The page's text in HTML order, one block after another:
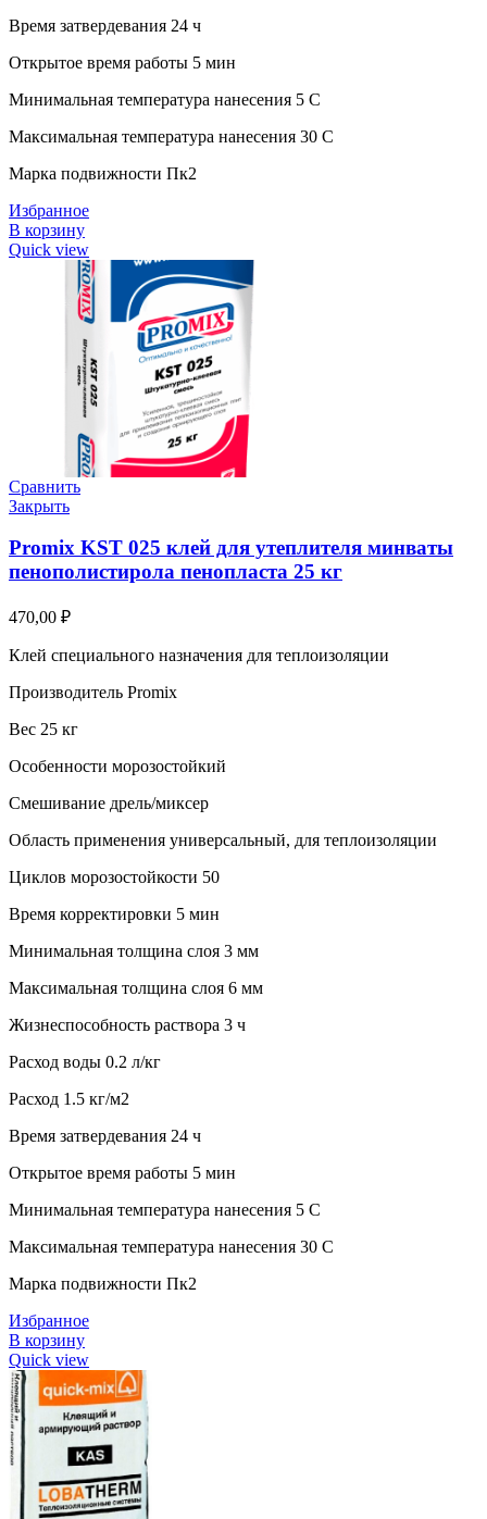
Время затвердевания 24 ч
Открытое время работы 5 мин
Минимальная температура нанесения 5 C
Максимальная температура нанесения 30 C
Марка подвижности Пк2
Избранное
В корзину
Quick view
Сравнить
Закрыть
Promix KST 025 клей для утеплителя минваты
пенополистирола пенопласта 25 кг
470,00 ₽
Клей специального назначения для теплоизоляции
Производитель Promix
Вес 25 кг
Особенности морозостойкий
Смешивание дрель/миксер
Область применения универсальный, для теплоизоляции
Циклов морозостойкости 50
Время корректировки 5 мин
Минимальная толщина слоя 3 мм
Максимальная толщина слоя 6 мм
Жизнеспособность раствора 3 ч
Расход воды 0.2 л/кг
Расход 1.5 кг/м2
Время затвердевания 24 ч
Открытое время работы 5 мин
Минимальная температура нанесения 5 C
Максимальная температура нанесения 30 C
Марка подвижности Пк2
Избранное
В корзину
Quick view